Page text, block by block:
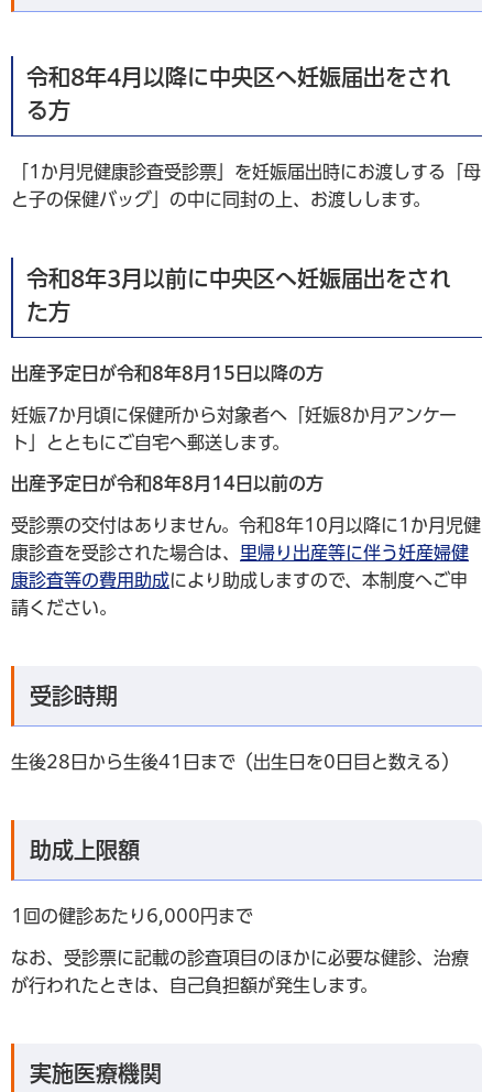
令和8年4月以降に中央区へ妊娠届出をされ
る方
「1か月児健康診査受診票」を妊娠届出時にお渡しする「母
と子の保健バッグ」の中に同封の上、お渡しします。
令和8年3月以前に中央区へ妊娠届出をされ
た方
出産予定日が令和8年8月15日以降の方
妊娠7か月頃に保健所から対象者へ「妊娠8か月アンケー
ト」とともにご自宅へ郵送します。
出産予定日が令和8年8月14日以前の方
受診票の交付はありません。令和8年10月以降に1か月児健
康診査を受診された場合は、 里帰り出産等に伴う妊産婦健
康診査等の費用助成により助成しますので、本制度へご申
請ください。
受診時期
生後28日から生後41日まで（出生日を0日目と数える）
助成上限額
1回の健診あたり6,000円まで
なお、受診票に記載の診査項目のほかに必要な健診、治療
が行われたときは、自己負担額が発生します。
実施医療機関